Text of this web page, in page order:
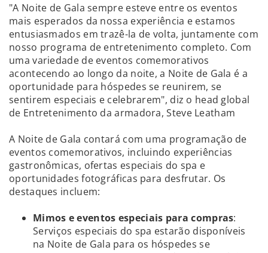
"A Noite de Gala sempre esteve entre os eventos
mais esperados da nossa experiência e estamos
entusiasmados em trazê-la de volta, juntamente com
nosso programa de entretenimento completo. Com
uma variedade de eventos comemorativos
acontecendo ao longo da noite, a Noite de Gala é a
oportunidade para hóspedes se reunirem, se
sentirem especiais e celebrarem", diz o head global
de Entretenimento da armadora, Steve Leatham
A Noite de Gala contará com uma programação de
eventos comemorativos, incluindo experiências
gastronômicas, ofertas especiais do spa e
oportunidades fotográficas para desfrutar. Os
destaques incluem:
Mimos e eventos especiais para compras:
Serviços especiais do spa estarão disponíveis
na Noite de Gala para os hóspedes se